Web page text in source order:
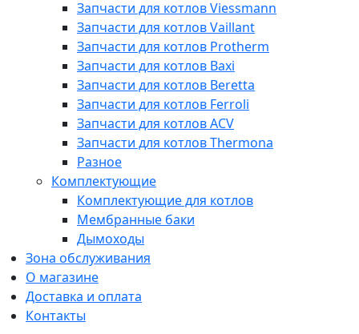
Запчасти для котлов Viessmann
Запчасти для котлов Vaillant
Запчасти для котлов Protherm
Запчасти для котлов Baxi
Запчасти для котлов Beretta
Запчасти для котлов Ferroli
Запчасти для котлов ACV
Запчасти для котлов Thermona
Разное
Комплектующие
Комплектующие для котлов
Мембранные баки
Дымоходы
Зона обслуживания
О магазине
Доставка и оплата
Контакты